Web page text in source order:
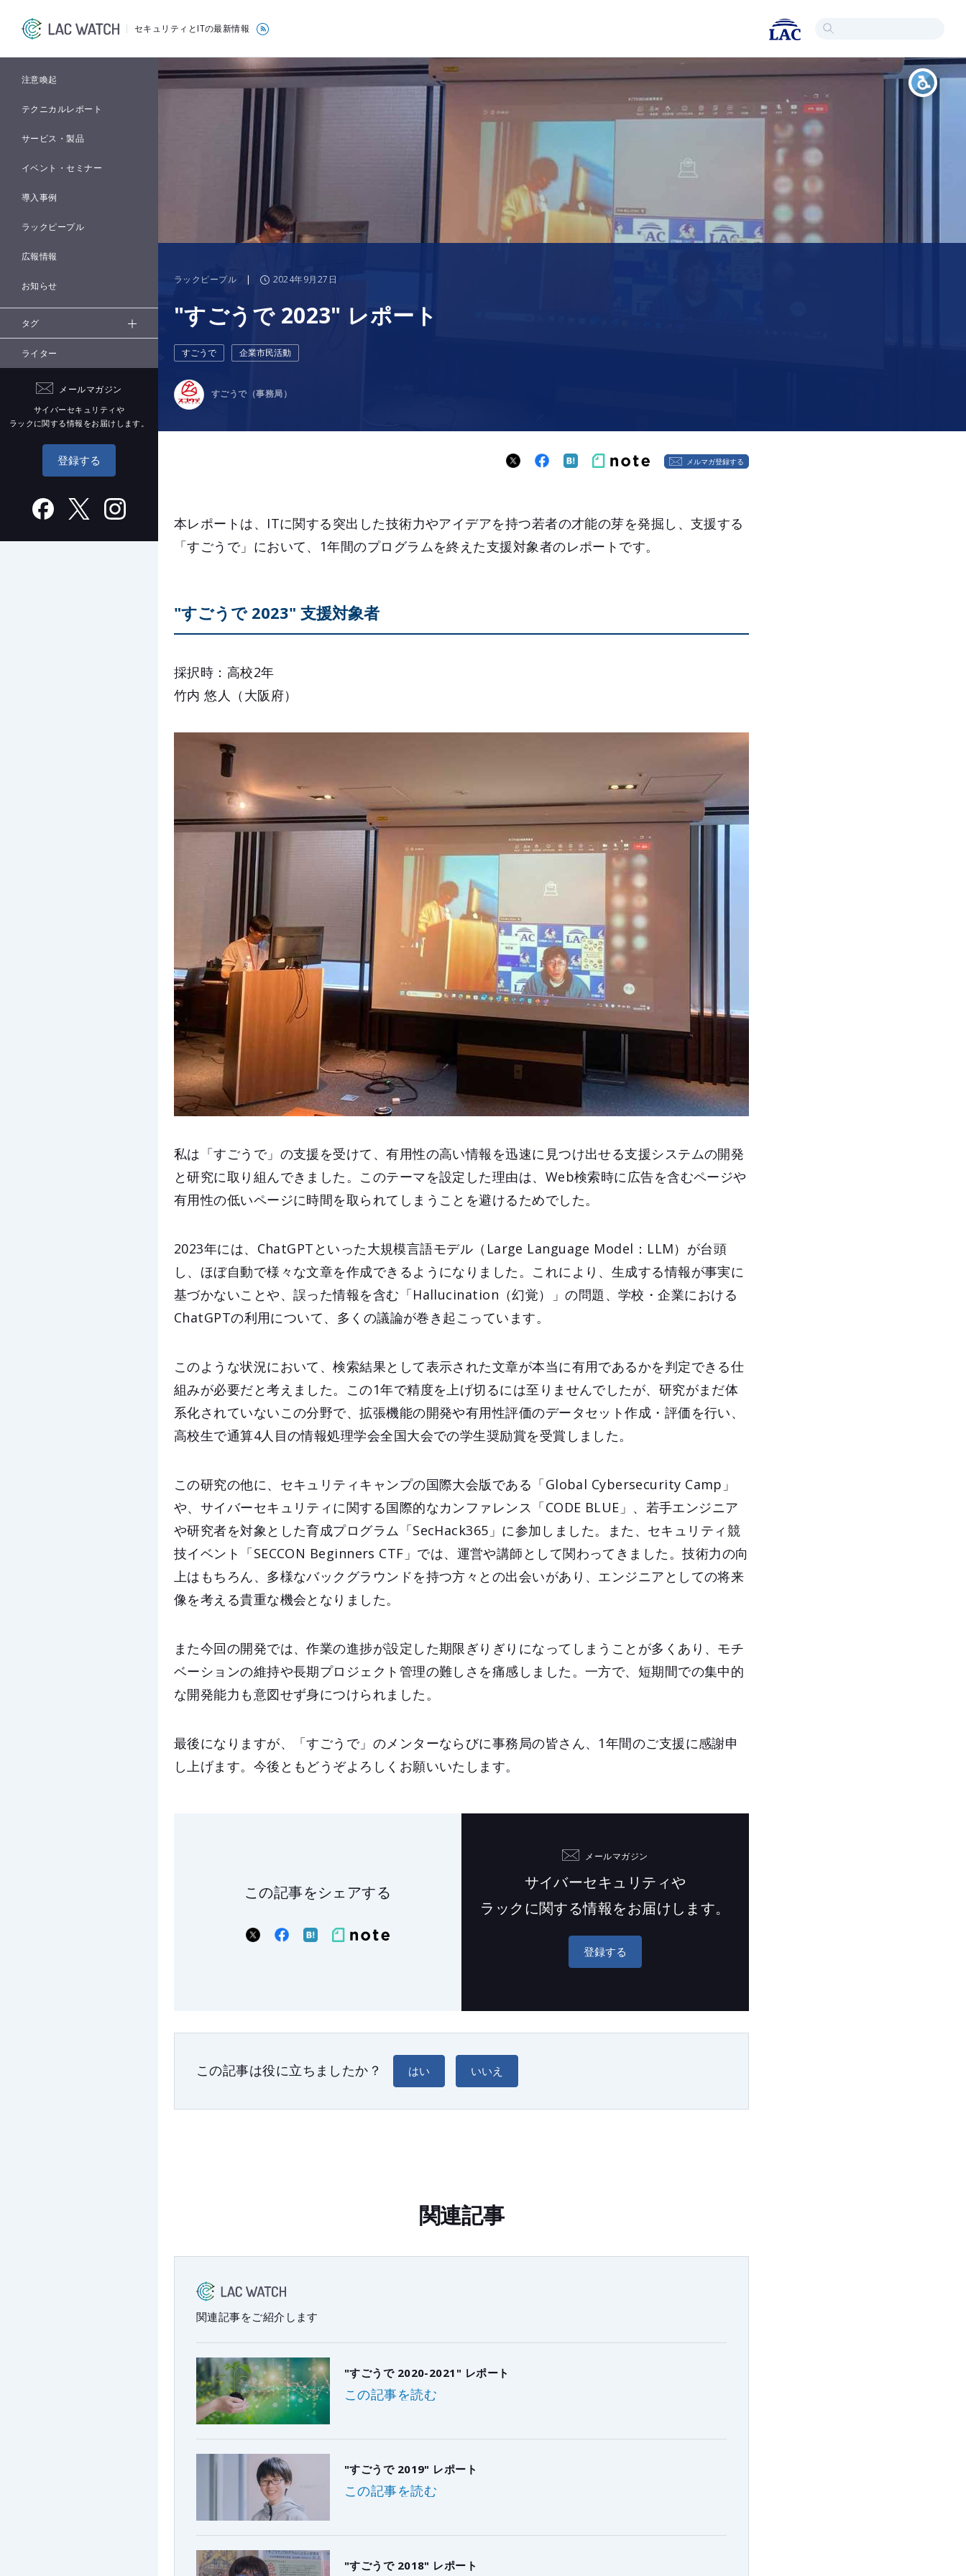
セキュリティとITの最新情報
注意喚起
テクニカルレポート
サービス・製品
イベント・セミナー
導入事例
ラックピープル
広報情報
お知らせ
タグ
ライター
メールマガジン
サイバーセキュリティや
ラックに関する情報をお届けします。
登録する
ラックピープル | 2024年9月27日
"すごうで 2023" レポート
すごうで 企業市民活動
すごうで（事務局）
メルマガ登録する
本レポートは、ITに関する突出した技術力やアイデアを持つ若者の才能の芽を発掘し、支援する
「すごうで」において、1年間のプログラムを終えた支援対象者のレポートです。
"すごうで 2023" 支援対象者
採択時：高校2年
竹内 悠人（大阪府）
私は「すごうで」の支援を受けて、有用性の高い情報を迅速に見つけ出せる支援システムの開発
と研究に取り組んできました。このテーマを設定した理由は、Web検索時に広告を含むページや
有用性の低いページに時間を取られてしまうことを避けるためでした。
2023年には、ChatGPTといった大規模言語モデル（Large Language Model：LLM）が台頭
し、ほぼ自動で様々な文章を作成できるようになりました。これにより、生成する情報が事実に
基づかないことや、誤った情報を含む「Hallucination（幻覚）」の問題、学校・企業における
ChatGPTの利用について、多くの議論が巻き起こっています。
このような状況において、検索結果として表示された文章が本当に有用であるかを判定できる仕
組みが必要だと考えました。この1年で精度を上げ切るには至りませんでしたが、研究がまだ体
系化されていないこの分野で、拡張機能の開発や有用性評価のデータセット作成・評価を行い、
高校生で通算4人目の情報処理学会全国大会での学生奨励賞を受賞しました。
この研究の他に、セキュリティキャンプの国際大会版である「Global Cybersecurity Camp」
や、サイバーセキュリティに関する国際的なカンファレンス「CODE BLUE」、若手エンジニア
や研究者を対象とした育成プログラム「SecHack365」に参加しました。また、セキュリティ競
技イベント「SECCON Beginners CTF」では、運営や講師として関わってきました。技術力の向
上はもちろん、多様なバックグラウンドを持つ方々との出会いがあり、エンジニアとしての将来
像を考える貴重な機会となりました。
また今回の開発では、作業の進捗が設定した期限ぎりぎりになってしまうことが多くあり、モチ
ベーションの維持や長期プロジェクト管理の難しさを痛感しました。一方で、短期間での集中的
な開発能力も意図せず身につけられました。
最後になりますが、「すごうで」のメンターならびに事務局の皆さん、1年間のご支援に感謝申
し上げます。今後ともどうぞよろしくお願いいたします。
この記事をシェアする
メールマガジン
サイバーセキュリティや
ラックに関する情報をお届けします。
登録する
この記事は役に立ちましたか？ はい いいえ
関連記事
関連記事をご紹介します
"すごうで 2020-2021" レポート
この記事を読む
"すごうで 2019" レポート
この記事を読む
"すごうで 2018" レポート